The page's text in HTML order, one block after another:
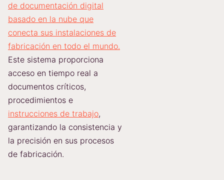
de documentación digital
basado en la nube que
conecta sus instalaciones de
fabricación en todo el mundo.
Este sistema proporciona
acceso en tiempo real a
documentos críticos,
procedimientos e
instrucciones de trabajo,
garantizando la consistencia y
la precisión en sus procesos
de fabricación.